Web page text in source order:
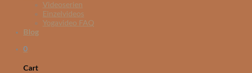
Videoserien
Einzelvideos
Yogavideo FAQ
Blog
0
Cart